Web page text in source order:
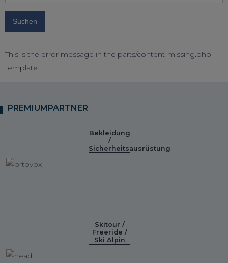
eingeben:
This is the error message in the parts/content-missing.php
template.
PREMIUMPARTNER
Bekleidung
/
Sicherheitsausrüstung
Skitour /
Freeride /
Ski Alpin